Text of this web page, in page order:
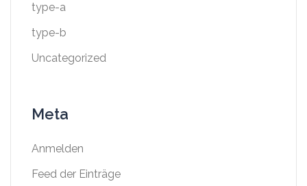
type-a
type-b
Uncategorized
Meta
Anmelden
Feed der Einträge